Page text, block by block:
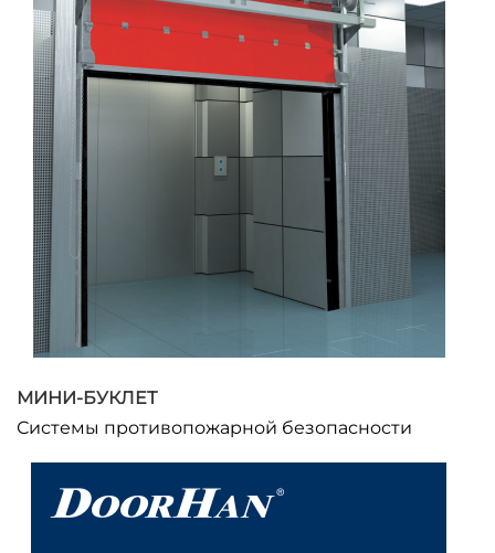
МИНИ-БУКЛЕТ
Системы противопожарной безопасности